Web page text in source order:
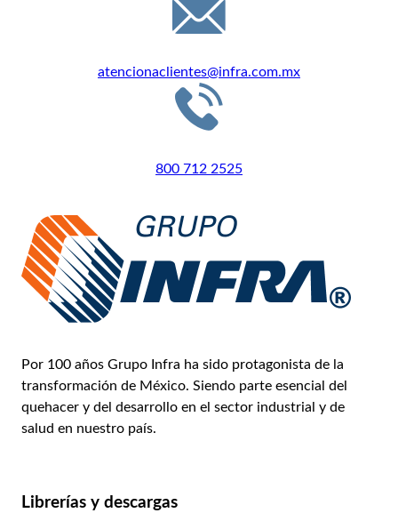
atencionaclientes@infra.com.mx
800 712 2525
Por 100 años Grupo Infra ha sido protagonista de la
transformación de México. Siendo parte esencial del
quehacer y del desarrollo en el sector industrial y de
salud en nuestro país.
Librerías y descargas